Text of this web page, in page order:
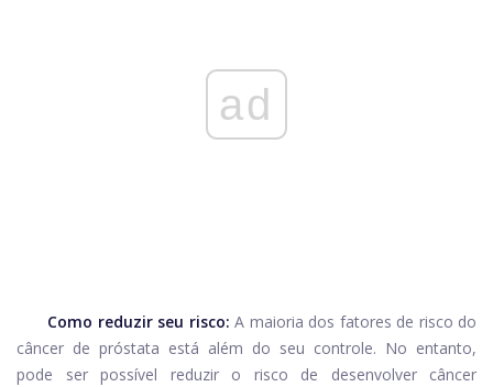
ad
Como reduzir seu risco: A maioria dos fatores de risco do
câncer de próstata está além do seu controle. No entanto,
pode ser possível reduzir o risco de desenvolver câncer